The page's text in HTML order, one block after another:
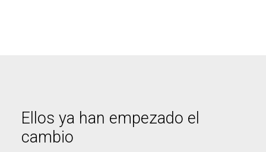
Ellos ya han empezado el
cambio